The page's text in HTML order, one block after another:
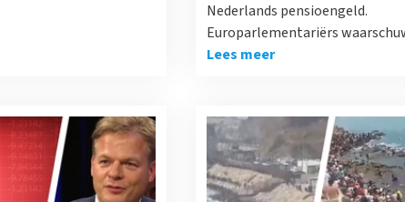
Nederlands pensioengeld.
Europarlementariërs
Lees meer